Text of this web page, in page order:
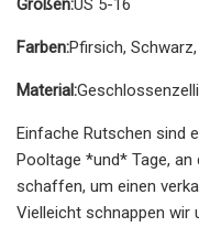
Größen:US 5-16
Farben:Pfirsich,
Material:
Einfache Rutschen sind
Pooltage *und* Tage, an
schaffen, um einen
Vielleicht schnappen wir